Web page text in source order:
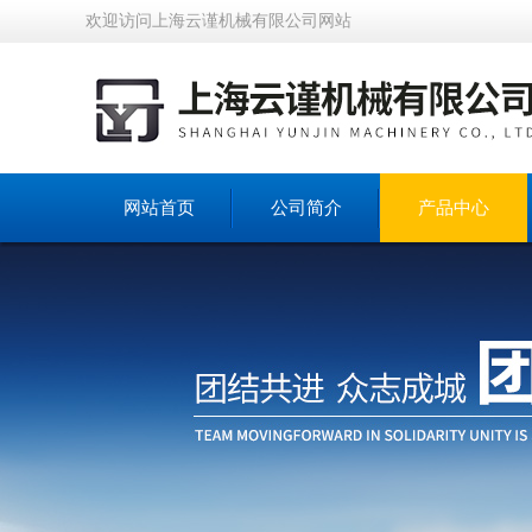
欢迎访问上海云谨机械有限公司网站
网站首页 公司简介 产品中心